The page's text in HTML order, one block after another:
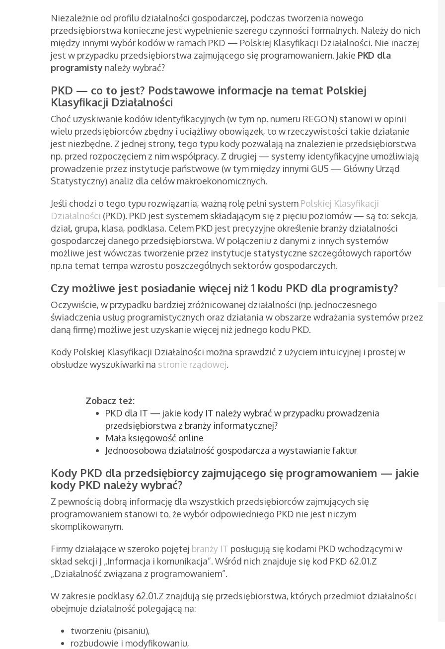
Niezależnie od profilu działalności gospodarczej, podczas tworzenia nowego
przedsiębiorstwa konieczne jest wypełnienie szeregu czynności formalnych. Należy do nich
między innymi wybór kodów w ramach PKD — Polskiej Klasyfikacji Działalności. Nie inaczej
jest w przypadku przedsiębiorstwa zajmującego się programowaniem. Jakie PKD dla
programisty należy wybrać?
PKD — co to jest? Podstawowe informacje na temat Polskiej
Klasyfikacji Działalności
Choć uzyskiwanie kodów identyfikacyjnych (w tym np. numeru REGON) stanowi w opinii
wielu przedsiębiorców zbędny i uciążliwy obowiązek, to w rzeczywistości takie działanie
jest niezbędne. Z jednej strony, tego typu kody pozwalają na znalezienie przedsiębiorstwa
np. przed rozpoczęciem z nim współpracy. Z drugiej — systemy identyfikacyjne umożliwiają
prowadzenie przez instytucje państwowe (w tym między innymi GUS — Główny Urząd
Statystyczny) analiz dla celów makroekonomicznych.
Jeśli chodzi o tego typu rozwiązania, ważną rolę pełni system Polskiej Klasyfikacji
Działalności (PKD). PKD jest systemem składającym się z pięciu poziomów — są to: sekcja,
dział, grupa, klasa, podklasa. Celem PKD jest precyzyjne określenie branży działalności
gospodarczej danego przedsiębiorstwa. W połączeniu z danymi z innych systemów
możliwe jest wówczas tworzenie przez instytucje statystyczne szczegółowych raportów
np.na temat tempa wzrostu poszczególnych sektorów gospodarczych.
Czy możliwe jest posiadanie więcej niż 1 kodu PKD dla programisty?
Oczywiście, w przypadku bardziej zróżnicowanej działalności (np. jednoczesnego
świadczenia usług programistycznych oraz działania w obszarze wdrażania systemów przez
daną firmę) możliwe jest uzyskanie więcej niż jednego kodu PKD.
Kody Polskiej Klasyfikacji Działalności można sprawdzić z użyciem intuicyjnej i prostej w
obsłudze wyszukiwarki na stronie rządowej.
Zobacz też:
PKD dla IT — jakie kody IT należy wybrać w przypadku prowadzenia
przedsiębiorstwa z branży informatycznej?
Mała księgowość online
Jednoosobowa działalność gospodarcza a wystawianie faktur
Kody PKD dla przedsiębiorcy zajmującego się programowaniem — jakie
kody PKD należy wybrać?
Z pewnością dobrą informację dla wszystkich przedsiębiorców zajmujących się
programowaniem stanowi to, że wybór odpowiedniego PKD nie jest niczym
skomplikowanym.
Firmy działające w szeroko pojętej branży IT posługują się kodami PKD wchodzącymi w
skład sekcji J „Informacja i komunikacja”. Wśród nich znajduje się kod PKD 62.01.Z
„Działalność związana z programowaniem”.
W zakresie podklasy 62.01.Z znajdują się przedsiębiorstwa, których przedmiot działalności
obejmuje działalność polegającą na:
tworzeniu (pisaniu),
rozbudowie i modyfikowaniu,